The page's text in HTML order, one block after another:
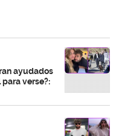
ayudados
verse?: